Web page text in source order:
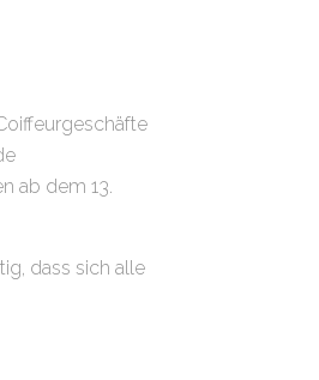
ab dem 13.
dass sich alle